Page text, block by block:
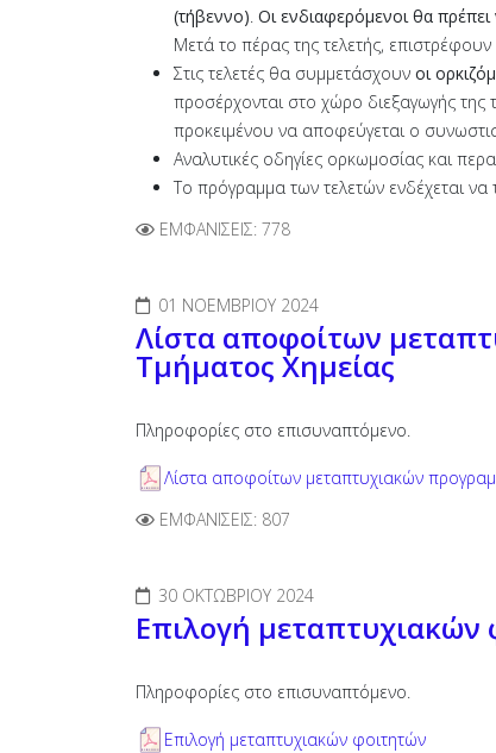
(τήβεννο). Οι ενδιαφερόμενοι θα
Μετά το πέρας της τελετής,
Στις τελετές θα συμμετάσχουν οι
προσέρχονται στο χώρο διεξαγωγής της
προκειμένου να αποφεύγεται ο
Αναλυτικές οδηγίες ορκωμοσίας και
Το πρόγραμμα των τελετών ενδέχεται
ΕΜΦΑΝΊΣΕΙΣ: 778
01 ΝΟΕΜΒΡΊΟΥ 2024
Λίστα αποφοίτων
Τμήματος Χημείας
Πληροφορίες στο επισυναπτόμενο.
Λίστα αποφοίτων μεταπτυχιακών
ΕΜΦΑΝΊΣΕΙΣ: 807
30 ΟΚΤΩΒΡΊΟΥ 2024
Επιλογή
Πληροφορίες στο επισυναπτόμενο.
Επιλογή μεταπτυχιακών φοιτητών